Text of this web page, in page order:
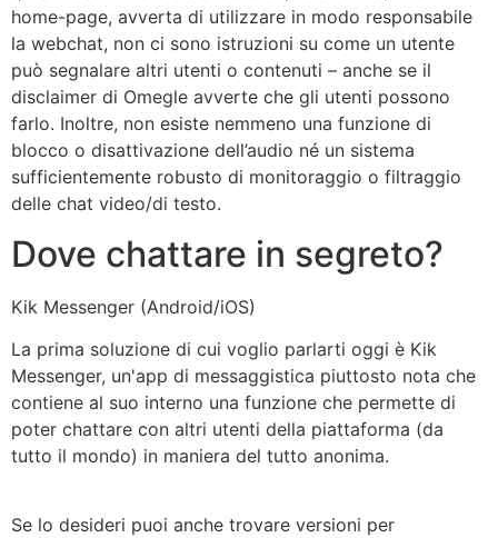
home-page, avverta di utilizzare in modo responsabile
la webchat, non ci sono istruzioni su come un utente
può segnalare altri utenti o contenuti – anche se il
disclaimer di Omegle avverte che gli utenti possono
farlo. Inoltre, non esiste nemmeno una funzione di
blocco o disattivazione dell’audio né un sistema
sufficientemente robusto di monitoraggio o filtraggio
delle chat video/di testo.
Dove chattare in segreto?
Kik Messenger (Android/iOS)
La prima soluzione di cui voglio parlarti oggi è Kik
Messenger, un'app di messaggistica piuttosto nota che
contiene al suo interno una funzione che permette di
poter chattare con altri utenti della piattaforma (da
tutto il mondo) in maniera del tutto anonima.
Se lo desideri puoi anche trovare versioni per